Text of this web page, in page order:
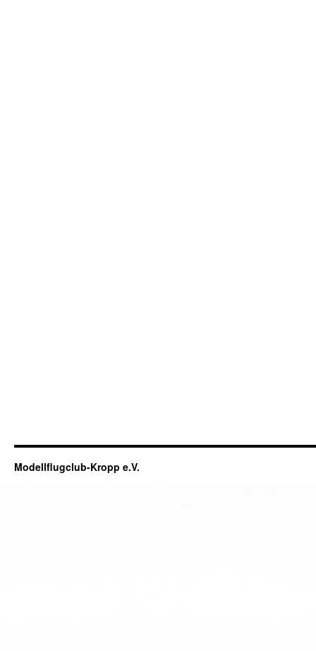
Modellflugclub-Kropp e.V.